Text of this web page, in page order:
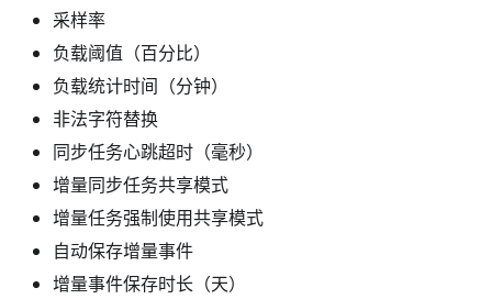
采样率
负载阈值（百分比）
负载统计时间（分钟）
非法字符替换
同步任务心跳超时（毫秒）
增量同步任务共享模式
增量任务强制使用共享模式
自动保存增量事件
增量事件保存时长（天）